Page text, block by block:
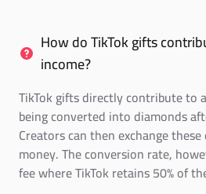
How do TikTok gifts
income?
TikTok gifts directly contribute to
being converted into diamonds
Creators can then exchange
money. The conversion rate,
fee where TikTok retains 50% of